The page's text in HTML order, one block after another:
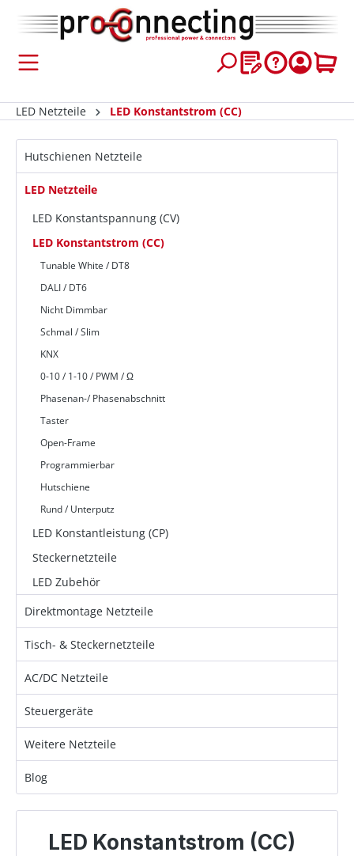
springen
LED Netzteile LED Konstantstrom (CC)
Hutschienen Netzteile
LED Netzteile
LED Konstantspannung (CV)
LED Konstantstrom (CC)
Tunable White / DT8
DALI / DT6
Nicht Dimmbar
Schmal / Slim
KNX
0-10 / 1-10 / PWM / Ω
Phasenan-/ Phasenabschnitt
Taster
Open-Frame
Programmierbar
Hutschiene
Rund / Unterputz
LED Konstantleistung (CP)
Steckernetzteile
LED Zubehör
Direktmontage Netzteile
Tisch- & Steckernetzteile
AC/DC Netzteile
Steuergeräte
Weitere Netzteile
Blog
LED Konstantstrom (CC)